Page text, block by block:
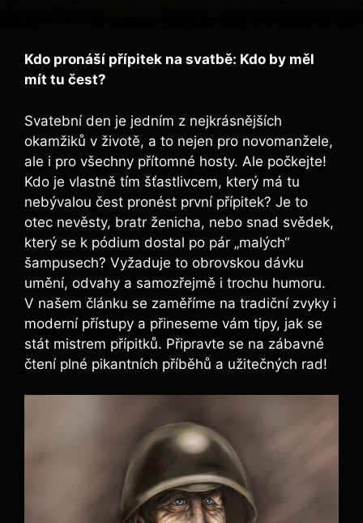
Kdo pronáší přípitek na svatbě: Kdo by měl
mít tu⁤ čest?
Svatební den je jedním z nejkrásnějších
okamžiků v životě, ⁢a to nejen pro novomanžele,
ale i pro všechny ⁤přítomné hosty. Ale počkejte!
Kdo je vlastně tím ⁤šťastlivcem, který má tu
‍nebývalou čest​ pronést první přípitek? Je to
⁣otec⁢ nevěsty, ⁢bratr ženicha, nebo snad svědek,
‌který se k pódium​ dostal po pár „malých“
šampusech? Vyžaduje to obrovskou dávku
umění, odvahy a samozřejmě i trochu humoru.
V našem článku se ⁢zaměříme na tradiční zvyky i
moderní ‍přístupy a přineseme vám ⁢tipy,‍ jak se
stát mistrem​ přípitků. Připravte se na zábavné
čtení plné pikantních příběhů a užitečných rad!